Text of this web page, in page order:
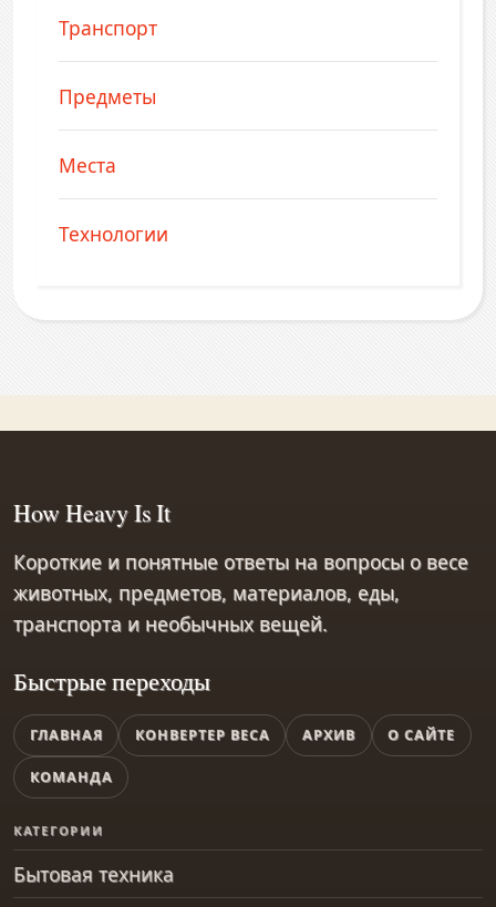
Транспорт
Предметы
Места
Технологии
Быстрые переходы
ГЛАВНАЯ КОНВЕРТЕР ВЕСА АРХИВ О САЙТЕ
КОМАНДА
КАТЕГОРИИ
Бытовая техника
How Heavy Is It
Короткие и понятные ответы на вопросы о весе
животных, предметов, материалов, еды,
транспорта и необычных вещей.